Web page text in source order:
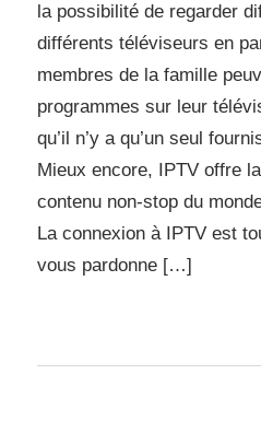
la possibilité de regarder
différents téléviseurs en
membres de la famille
programmes sur leur
qu’il n’y a qu’un seul
Mieux encore, IPTV offre
contenu non-stop du
La connexion à IPTV est
vous pardonne […]